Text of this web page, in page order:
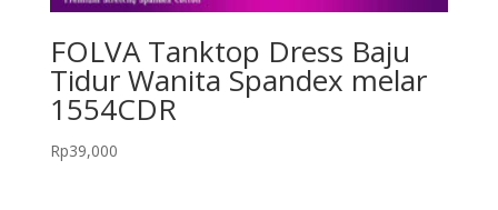
FOLVA Tanktop Dress Baju
Tidur Wanita Spandex melar
1554CDR
Rp39,000